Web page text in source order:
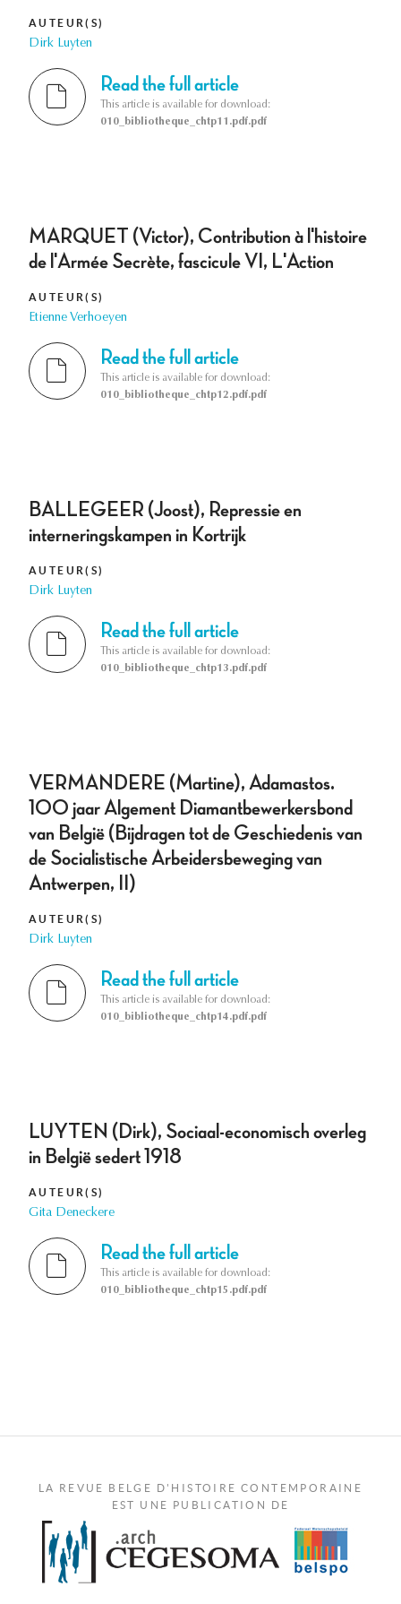
AUTEUR(S)
Dirk Luyten
Read the full article
This article is available for download:
010_bibliotheque_chtp11.pdf.pdf
MARQUET (Victor), Contribution à l'histoire
de l'Armée Secrète, fascicule VI, L'Action
AUTEUR(S)
Etienne Verhoeyen
Read the full article
This article is available for download:
010_bibliotheque_chtp12.pdf.pdf
BALLEGEER (Joost), Repressie en
interneringskampen in Kortrijk
AUTEUR(S)
Dirk Luyten
Read the full article
This article is available for download:
010_bibliotheque_chtp13.pdf.pdf
VERMANDERE (Martine), Adamastos.
100 jaar Algement Diamantbewerkersbond
van België (Bijdragen tot de Geschiedenis van
de Socialistische Arbeidersbeweging van
Antwerpen, II)
AUTEUR(S)
Dirk Luyten
Read the full article
This article is available for download:
010_bibliotheque_chtp14.pdf.pdf
LUYTEN (Dirk), Sociaal-economisch overleg
in België sedert 1918
AUTEUR(S)
Gita Deneckere
Read the full article
This article is available for download:
010_bibliotheque_chtp15.pdf.pdf
LA REVUE BELGE D'HISTOIRE CONTEMPORAINE
EST UNE PUBLICATION DE